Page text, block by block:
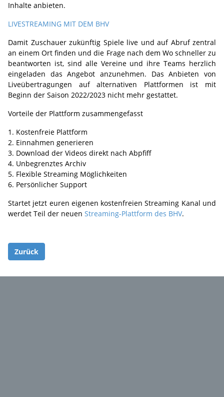
Inhalte anbieten.
LIVESTREAMING MIT DEM BHV
Damit Zuschauer zukünftig Spiele live und auf Abruf zentral
an einem Ort finden und die Frage nach dem Wo schneller zu
beantworten ist, sind alle Vereine und ihre Teams herzlich
eingeladen das Angebot anzunehmen. Das Anbieten von
Liveübertragungen auf alternativen Plattformen ist mit
Beginn der Saison 2022/2023 nicht mehr gestattet.
Vorteile der Plattform zusammengefasst
Kostenfreie Plattform
Einnahmen generieren
Download der Videos direkt nach Abpfiff
Unbegrenztes Archiv
Flexible Streaming Möglichkeiten
Persönlicher Support
Startet jetzt euren eigenen kostenfreien Streaming Kanal und
werdet Teil der neuen Streaming-Plattform des BHV.
Zurück